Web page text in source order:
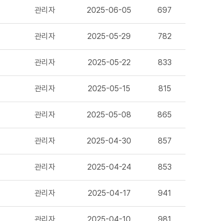
관리자 2025-06-05 697
관리자 2025-05-29 782
관리자 2025-05-22 833
관리자 2025-05-15 815
관리자 2025-05-08 865
관리자 2025-04-30 857
관리자 2025-04-24 853
관리자 2025-04-17 941